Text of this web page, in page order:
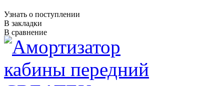
Узнать о поступлении
В закладки
В сравнение